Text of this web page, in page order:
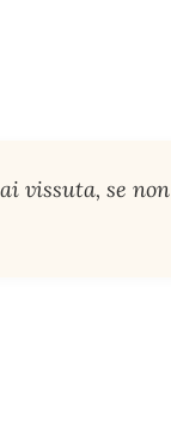
vissuta, se non